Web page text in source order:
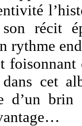
récit
rythme
foisonnant
cet
d’un